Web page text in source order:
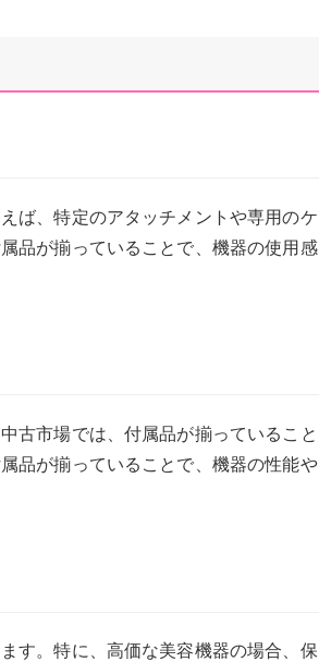
ば、特定のアタッチメントや専用のケ
品が揃っていることで、機器の使用感
古市場では、付属品が揃っていること
品が揃っていることで、機器の性能や
す。特に、高価な美容機器の場合、保